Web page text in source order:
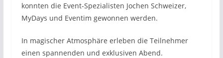
konnten die Event-Spezialisten Jochen Schweizer,
MyDays und Eventim gewonnen werden.
In magischer Atmosphäre erleben die Teilnehmer
einen spannenden und exklusiven Abend.